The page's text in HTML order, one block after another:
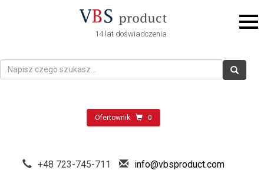
14 lat doświadczenia
Ofertownik 0
+48 723-745-711 info@vbsproduct.com